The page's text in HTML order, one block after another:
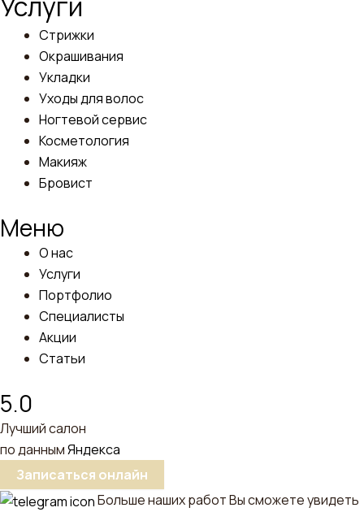
Стрижки
Окрашивания
Укладки
Уходы для волос
Ногтевой сервис
Косметология
Макияж
Бровист
Меню
О нас
Услуги
Портфолио
Специалисты
Акции
Статьи
5.0
Лучший салон
по даннымЯндекса
Записаться онлайн
Больше наших работ Вы сможете увидеть